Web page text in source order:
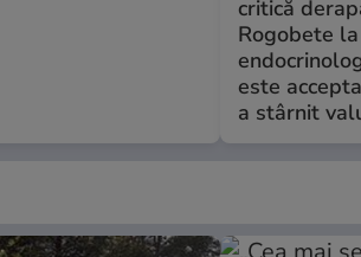
critică
Rogobete
este
a stârnit